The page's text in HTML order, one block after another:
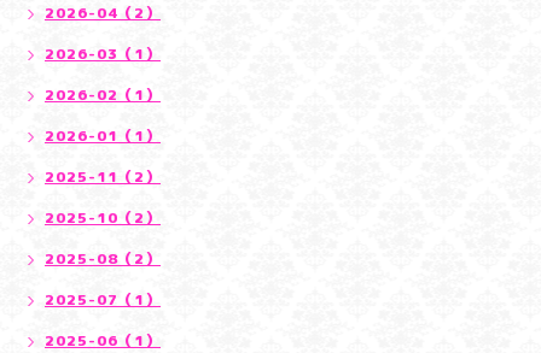
2026-04（2）
2026-03（1）
2026-02（1）
2026-01（1）
2025-11（2）
2025-10（2）
2025-08（2）
2025-07（1）
2025-06（1）